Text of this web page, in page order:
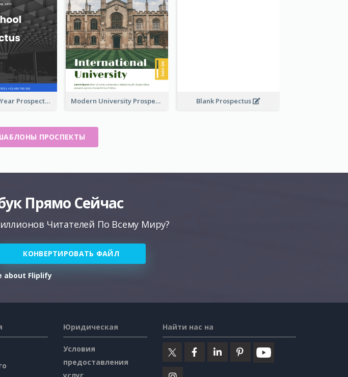
New School Year Prospectus Modern University Prospectus Blank Prospectus
ПРОСПЕКТЫ
Прямо Сейчас
Читателей По Всему Миру?
КОНВЕРТИРОВАТЬ ФАЙЛ
about Fliplify
Юридическая
Условия
предоставления
Найти нас на